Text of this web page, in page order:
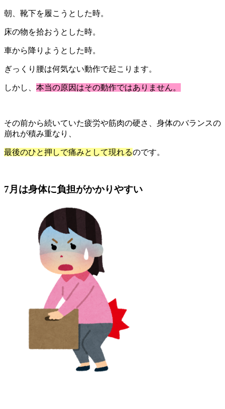
朝、靴下を履こうとした時。
床の物を拾おうとした時。
車から降りようとした時。
ぎっくり腰は何気ない動作で起こります。
しかし、 本当の原因はその動作ではありません。
その前から続いていた疲労や筋肉の硬さ、身体のバランスの
崩れが積み重なり、
最後のひと押しで痛みとして現れるのです。
7月は身体に負担がかかりやすい